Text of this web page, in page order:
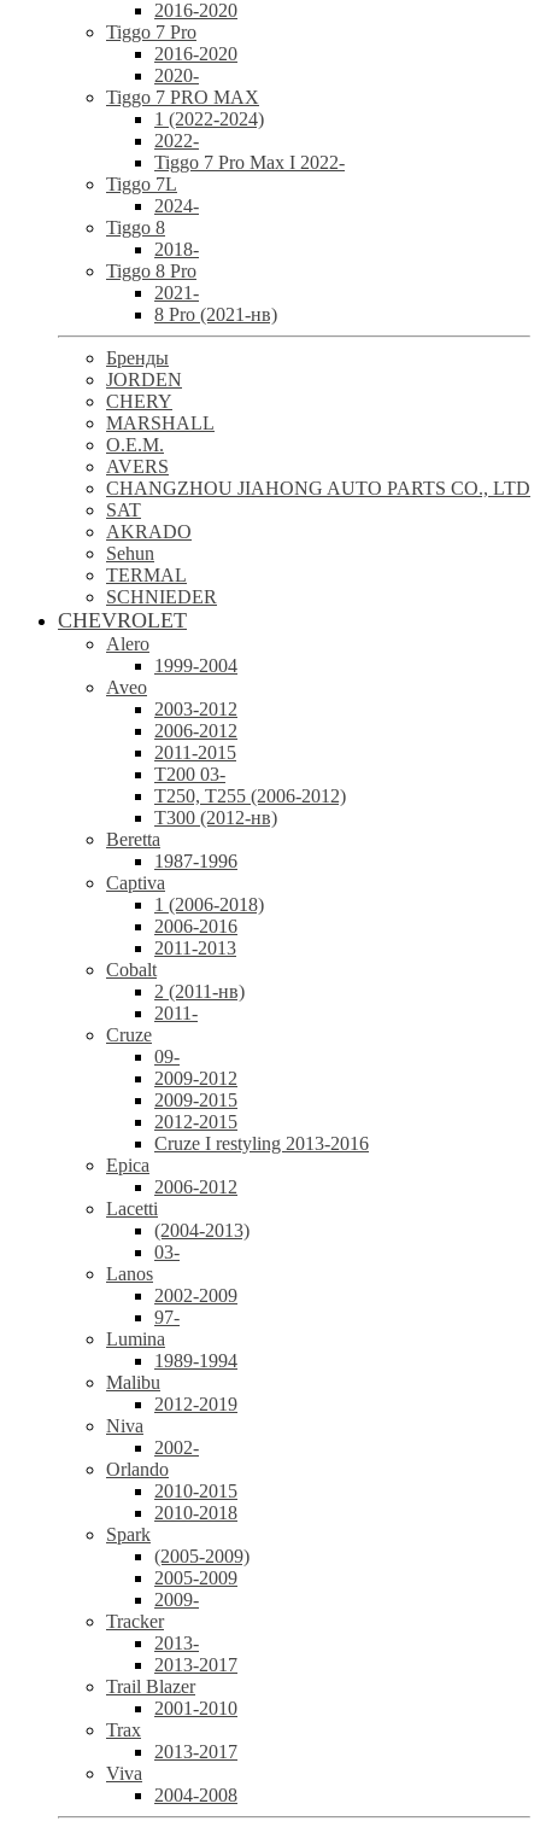
2016-2020
Tiggo 7 Pro
2016-2020
2020-
Tiggo 7 PRO MAX
1 (2022-2024)
2022-
Tiggo 7 Pro Max I 2022-
Tiggo 7L
2024-
Tiggo 8
2018-
Tiggo 8 Pro
2021-
8 Pro (2021-нв)
Бренды
JORDEN
CHERY
MARSHALL
O.E.M.
AVERS
CHANGZHOU JIAHONG AUTO PARTS CO., LTD
SAT
AKRADO
Sehun
TERMAL
SCHNIEDER
CHEVROLET
Alero
1999-2004
Aveo
2003-2012
2006-2012
2011-2015
T200 03-
T250, T255 (2006-2012)
T300 (2012-нв)
Beretta
1987-1996
Captiva
1 (2006-2018)
2006-2016
2011-2013
Cobalt
2 (2011-нв)
2011-
Cruze
09-
2009-2012
2009-2015
2012-2015
Cruze I restyling 2013-2016
Epica
2006-2012
Lacetti
(2004-2013)
03-
Lanos
2002-2009
97-
Lumina
1989-1994
Malibu
2012-2019
Niva
2002-
Orlando
2010-2015
2010-2018
Spark
(2005-2009)
2005-2009
2009-
Tracker
2013-
2013-2017
Trail Blazer
2001-2010
Trax
2013-2017
Viva
2004-2008